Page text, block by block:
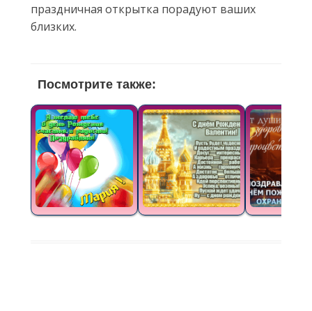
праздничная открытка порадуют ваших
близких.
Посмотрите также: